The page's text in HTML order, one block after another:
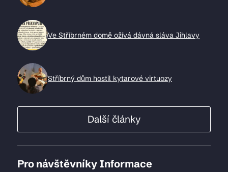
Ve Stříbrném domě ožívá dávná sláva Jihlavy
Stříbrný dům hostil kytarové virtuozy
Další články
Pro návštěvníky Informace